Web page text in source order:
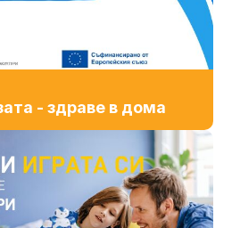
- здраве в дома